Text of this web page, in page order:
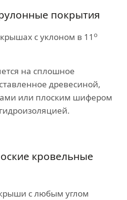
покрытия
с уклоном в 11 о
на сплошное
древесиной,
или плоским шифером
кровельные
с любым углом